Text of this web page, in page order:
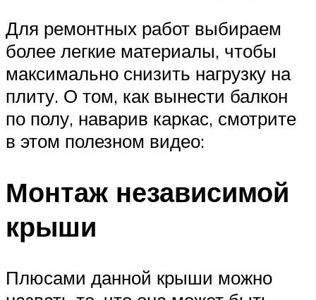
Для ремонтных работ выбираем
более легкие материалы, чтобы
максимально снизить нагрузку на
плиту. О том, как вынести балкон
по полу, наварив каркас, смотрите
в этом полезном видео:
Монтаж независимой
крыши
Плюсами данной крыши можно